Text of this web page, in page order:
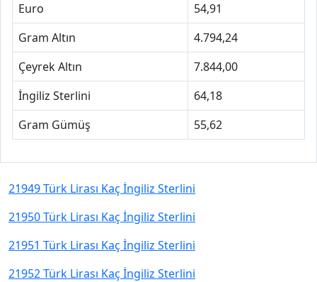
Euro
54,91
Gram Altın
4.794,24
Çeyrek Altın
7.844,00
İngiliz Sterlini
64,18
Gram Gümüş
55,62
21949 Türk Lirası Kaç İngiliz Sterlini
21950 Türk Lirası Kaç İngiliz Sterlini
21951 Türk Lirası Kaç İngiliz Sterlini
21952 Türk Lirası Kaç İngiliz Sterlini